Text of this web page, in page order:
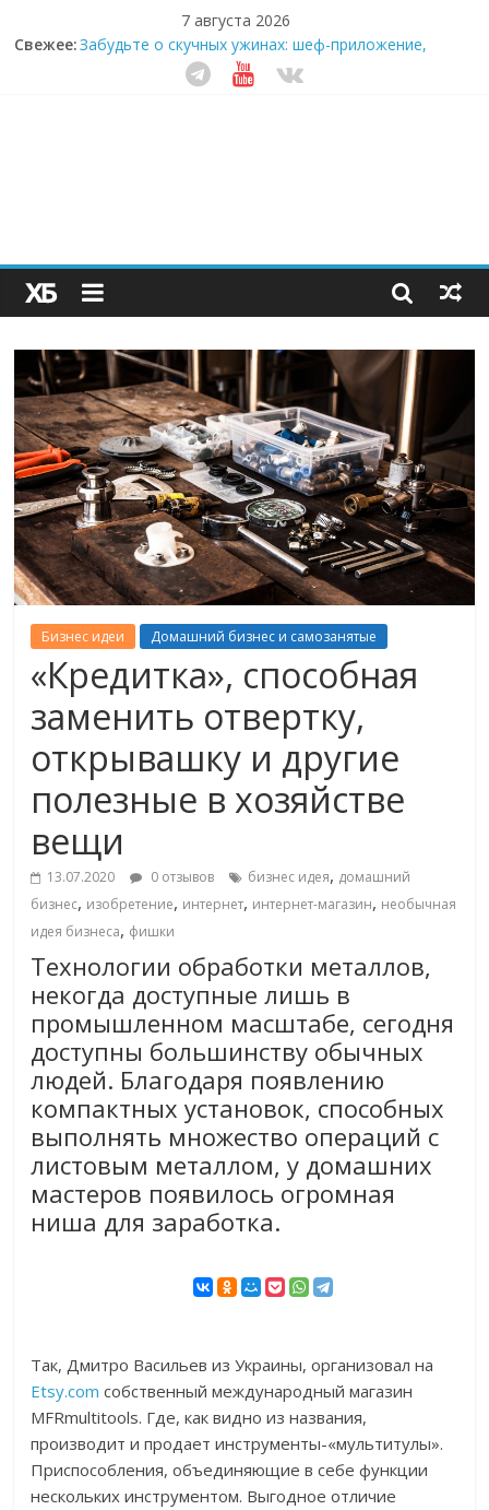
7 августа 2026
Свежее:
Секрет супергидратации: почему кокосовая вода с
пребиотиками становится главным трендом
здорового питания
Как простая наклейка заставляет миллионы людей
не забывать о самом важном креме этим летом
Бизнес идеи Домашний бизнес и самозанятые
«Кредитка», способная
заменить отвертку,
открывашку и другие
полезные в хозяйстве
вещи
13.07.2020 0 отзывов бизнес идея, домашний
бизнес, изобретение, интернет, интернет-магазин, необычная
идея бизнеса, фишки
Технологии обработки металлов,
некогда доступные лишь в
промышленном масштабе, сегодня
доступны большинству обычных
людей. Благодаря появлению
компактных установок, способных
выполнять множество операций с
листовым металлом, у домашних
мастеров появилось огромная
ниша для заработка.
Так, Дмитро Васильев из Украины, организовал на
Etsy.com собственный международный магазин
MFRmultitools. Где, как видно из названия,
производит и продает инструменты-«мультитулы».
Приспособления, объединяющие в себе функции
нескольких инструментом. Выгодное отличие